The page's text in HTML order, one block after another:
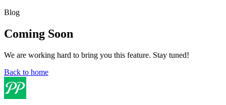
Blog
Coming Soon
We are working hard to bring you this feature. Stay tuned!
Back to home